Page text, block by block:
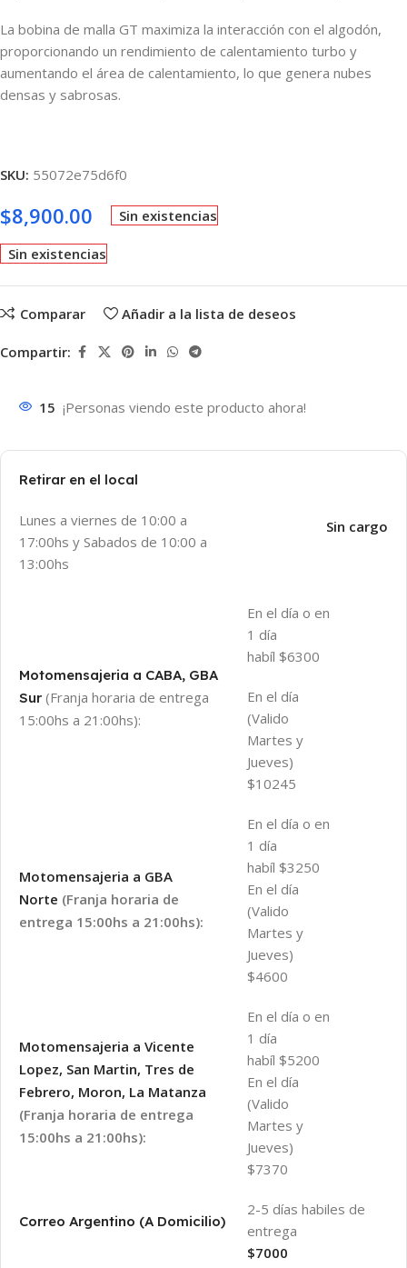
La bobina de malla GT maximiza la interacción con el algodón,
proporcionando un rendimiento de calentamiento turbo y
aumentando el área de calentamiento, lo que genera nubes
densas y sabrosas.
SKU: 55072e75d6f0
$8,900.00 Sin existencias
Sin existencias
Comparar Añadir a la lista de deseos
Compartir:
15 ¡Personas viendo este producto ahora!
Retirar en el local
Lunes a viernes de 10:00 a
17:00hs y Sabados de 10:00 a
13:00hs
Sin cargo
Motomensajeria a CABA, GBA
Sur (Franja horaria de entrega
15:00hs a 21:00hs):
En el día o en
1 día
habíl $6300
En el día
(Valido
Martes y
Jueves)
$10245
Motomensajeria a GBA
Norte (Franja horaria de
entrega 15:00hs a 21:00hs):
En el día o en
1 día
habíl $3250
En el día
(Valido
Martes y
Jueves)
$4600
Motomensajeria a Vicente
Lopez, San Martin, Tres de
Febrero, Moron, La Matanza
(Franja horaria de entrega
15:00hs a 21:00hs):
En el día o en
1 día
habíl $5200
En el día
(Valido
Martes y
Jueves)
$7370
Correo Argentino (A Domicilio)
2-5 días habiles de
entrega
$7000